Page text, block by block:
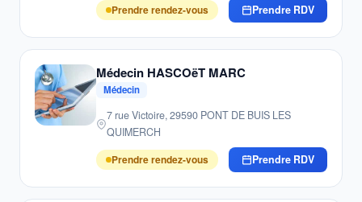
Prendre rendez-vous
Prendre RDV
Médecin HASCOëT MARC
Médecin
7 rue Victoire, 29590 PONT DE BUIS LES
QUIMERCH
Prendre rendez-vous
Prendre RDV